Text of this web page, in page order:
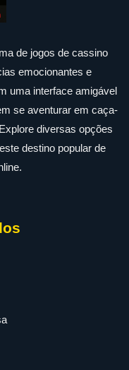
de jogos de cassino
emocionantes e
uma interface amigável
se aventurar em caça-
diversas opções
destino popular de